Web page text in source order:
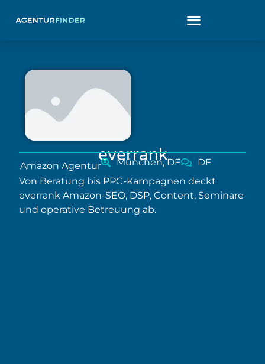
everrank
Amazon Agentur München, DE
DE
Von Beratung bis PPC-Kampagnen deckt
everrank Amazon-SEO, DSP, Content, Seminare
und operative Betreuung ab.